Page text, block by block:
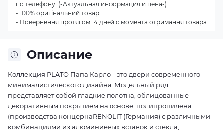
Описание
Коллекция PLATO Папа Карло – это двери современного
минималистического дизайна. Модельный ряд
представляет собой гладкие полотна, облицованные
декоративным покрытием на основе. полипропилена
(производства концернаRENOLIT (Германия) с различными
комбинациями из алюминиевых вставок и стекла,
по телефону. (-Актуальная информация и цена-)
- 100% оригінальний товар
- Повернення протягом 14 дней с момента отримання товара